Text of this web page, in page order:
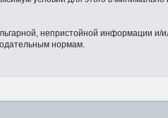
непристойной информации и/
нормам.